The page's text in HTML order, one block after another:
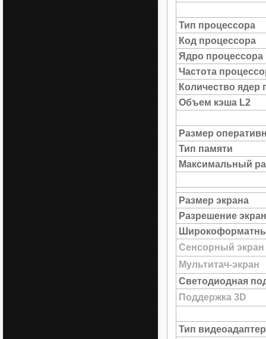
Тип процессора
Код процессора
Ядро процессора
Частота
Количество ядер
Объем кэша L2
Размер
Тип памяти
Максимальный
Размер экрана
Разрешение
Сенсорный экран
Мультитач-экран
Светодиодная
Поддержка 3D
Тип